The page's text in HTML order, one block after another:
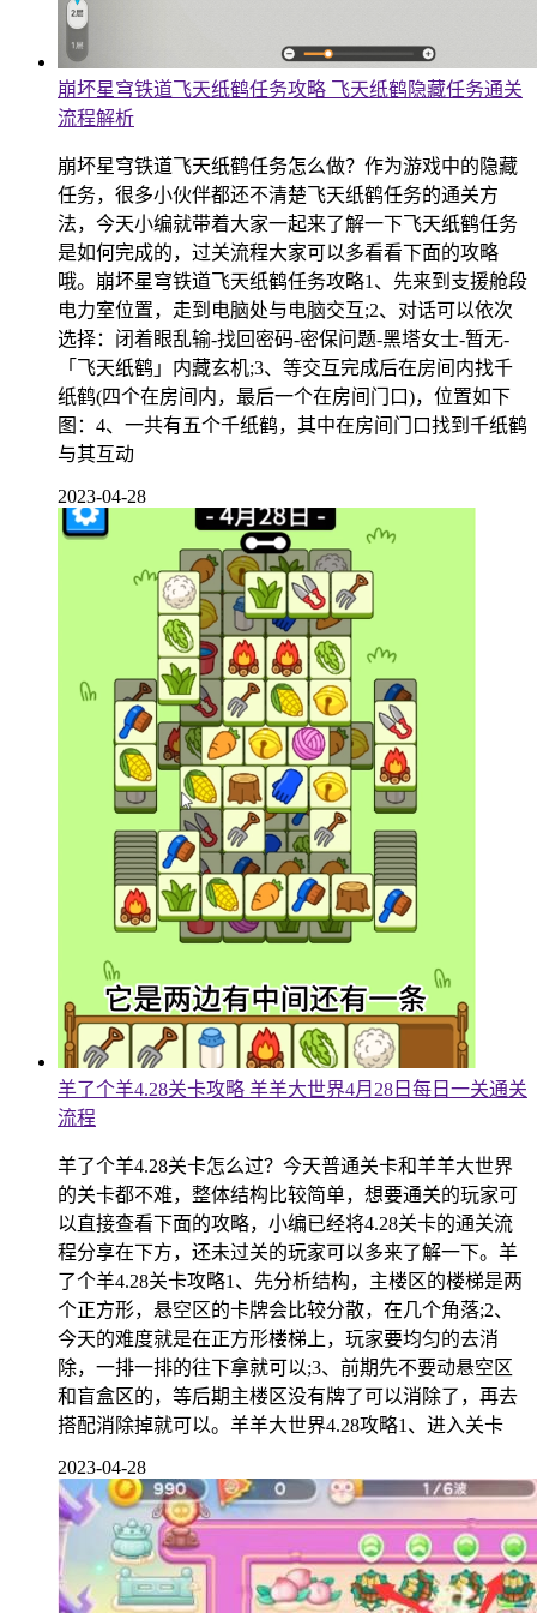
崩坏星穹铁道飞天纸鹤任务攻略 飞天纸鹤隐藏任务通关
流程解析
崩坏星穹铁道飞天纸鹤任务怎么做？作为游戏中的隐藏
任务，很多小伙伴都还不清楚飞天纸鹤任务的通关方
法，今天小编就带着大家一起来了解一下飞天纸鹤任务
是如何完成的，过关流程大家可以多看看下面的攻略
哦。崩坏星穹铁道飞天纸鹤任务攻略1、先来到支援舱段
电力室位置，走到电脑处与电脑交互;2、对话可以依次
选择：闭着眼乱输-找回密码-密保问题-黑塔女士-暂无-
「飞天纸鹤」内藏玄机;3、等交互完成后在房间内找千
纸鹤(四个在房间内，最后一个在房间门口)，位置如下
图：4、一共有五个千纸鹤，其中在房间门口找到千纸鹤
与其互动
2023-04-28
羊了个羊4.28关卡攻略 羊羊大世界4月28日每日一关通关
流程
羊了个羊4.28关卡怎么过？今天普通关卡和羊羊大世界
的关卡都不难，整体结构比较简单，想要通关的玩家可
以直接查看下面的攻略，小编已经将4.28关卡的通关流
程分享在下方，还未过关的玩家可以多来了解一下。羊
了个羊4.28关卡攻略1、先分析结构，主楼区的楼梯是两
个正方形，悬空区的卡牌会比较分散，在几个角落;2、
今天的难度就是在正方形楼梯上，玩家要均匀的去消
除，一排一排的往下拿就可以;3、前期先不要动悬空区
和盲盒区的，等后期主楼区没有牌了可以消除了，再去
搭配消除掉就可以。羊羊大世界4.28攻略1、进入关卡
2023-04-28